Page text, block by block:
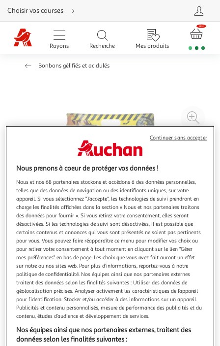
Aller
directement
au
contenu
Aller
directement
Aller
Choisir vos courses
Rayons Recherche Mes produits
Bonbons gélifiés et acidulés
à
TÊTES BRÛLÉES
Des Bonbons ou un Sort assortiment de bonbons en
sachet
515g
Vous voulez connaître le prix de ce produit ?
Afficher le prix
Nous prenons à coeur de protéger vos données !
Nous et nos 68 partenaires stockons et accédons à des données personnelles,
telles que des données de navigation ou des identifiants uniques, sur votre
appareil. Si vous sélectionnez "J'accepte", les technologies de suivi prendront en
charge les finalités affichées dans la section « Nous et nos partenaires traitons
des données pour fournir ». Si vous retirez votre consentement, elles seront
désactivées. Si les technologies de suivi sont désactivées, il est possible que
certains contenus et annonces qui vous sont présentés ne soient pas pertinents
pour vous. Vous pouvez faire réapparaître ce menu pour modifier vos choix ou
pour retirer votre consentement à tout moment en cliquant sur le lien "Gérer
mes préférences" en bas de page. Les choix que vous avez fait auront un effet
sur notre ou nos sites web. Pour plus d’informations, reportez-vous à notre
politique de confidentialité. Nos équipes ainsi que nos partenaires externes
traitent des données selon les finalités suivantes : Utiliser des données de
géolocalisation précises. Analyser activement les caractéristiques de l’appareil
pour l’identification. Stocker et/ou accéder à des informations sur un appareil.
Publicités et contenu personnalisés, mesure de performance des publicités et du
contenu, études d’audience et développement de services.
Nos équipes ainsi que nos partenaires externes, traitent des
données selon les finalités suivantes :
Continuer sans accepter